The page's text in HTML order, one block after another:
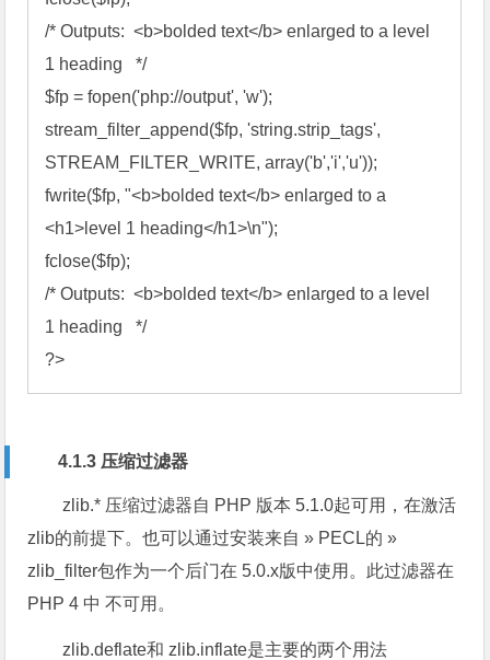
/* Outputs:  <b>bolded text</b> enlarged to a level
1 heading */
$fp = fopen('php://output', 'w'
stream_filter_append($fp, 'string.strip_tags',
STREAM_FILTER_WRITE, array('b','i','u'
fwrite($fp, "<b>bolded text</b> enlarged to a
<h1>level 1 heading</h1>\n"
fclose($fp
/* Outputs:  <b>bolded text</b> enlarged to a level
1 heading */
?>
4.1.3 压缩过滤器
zlib.* 压缩过滤器自 PHP 版本 5.1.0起可用，在激活
zlib的前提下。也可以通过安装来自 » PECL的 »
zlib_filter包作为一个后门在 5.0.x版中使用。此过滤器在
PHP 4 中 不可用。
zlib.deflate和 zlib.inflate是主要的两个用法